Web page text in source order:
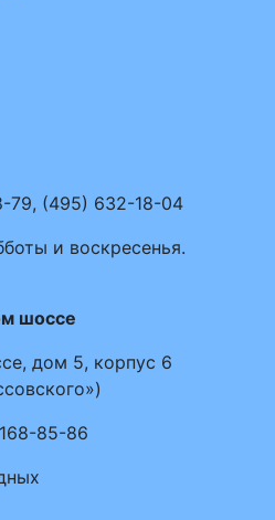
79, (495) 632-18-04
и воскресенья.
шоссе
дом 5, корпус 6
168-85-86